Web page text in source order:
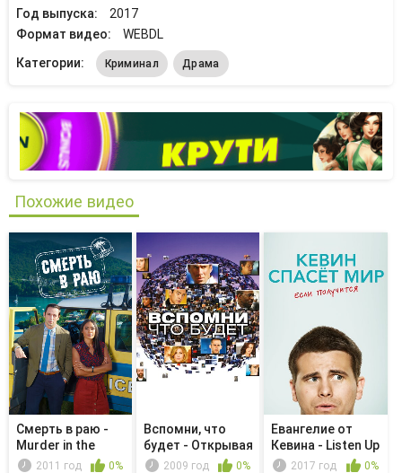
Год выпуска:
2017
Формат видео:
WEBDL
Категории:
Криминал Драма
Похожие видео
Смерть в раю -
Murder in the
Polls2011 год 0%
Вспомни, что
будет - Открывая
начало:...
2009 год 0%
Евангелие от
Кевина - Listen Up
2017 год 0%